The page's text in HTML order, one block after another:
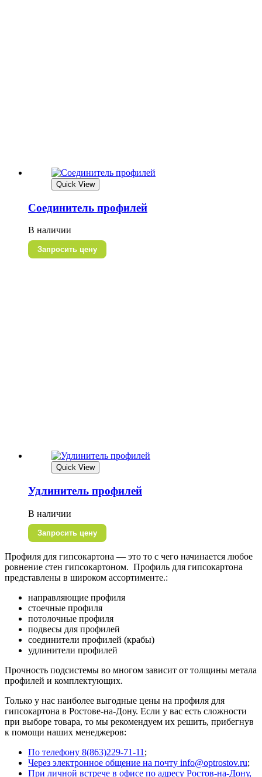
Quick View
Соединитель профилей
В наличии
Запросить цену
Quick View
Удлинитель профилей
В наличии
Запросить цену
Профиля для гипсокартона — это то с чего начинается любое
ровнение стен гипсокартоном. Профиль для гипсокартона
представлены в широком ассортименте.:
направляющие профиля
стоечные профиля
потолочные профиля
подвесы для профилей
соединители профилей (крабы)
удлинители профилей
Прочность подсистемы во многом зависит от толщины метала
профилей и комплектующих.
Только у нас наиболее выгодные цены на профиля для
гипсокартона в Ростове-на-Дону. Если у вас есть сложности
при выборе товара, то мы рекомендуем их решить, прибегнув
к помощи наших менеджеров:
По телефону 8(863)229-71-11 ;
Через электронное общение на почту info@optrostov.ru;
При личной встрече в офисе по адресу Ростов-на-Дону,